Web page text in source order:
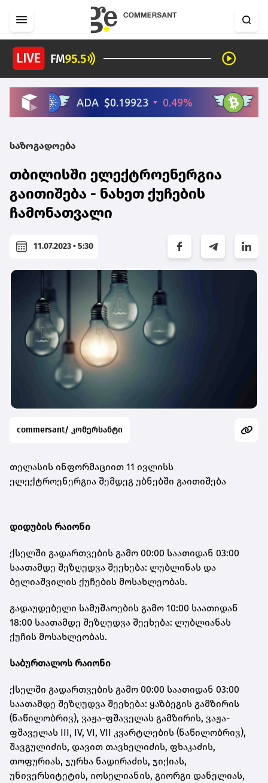
საზოგადოება
თბილისში ელექტროენერგია
გაითიშება - ნახეთ ქუჩების
ჩამონათვალი
11.07.2023 • 5:30
commersant/ კომერსანტი
თელასის ინფორმაციით 11 ივლისს
ელექტროენერგია შემდეგ უბნებში გაითიშება
დიდუბის რაიონი
ქსელში გადართვების გამო 00:00 საათიდან 03:00
საათამდე შეზღუდვა შეეხება: ლუბლინას და
ბელიაშვილის ქუჩების მოსახლეობას.
გადაუდებელი სამუშაოების გამო 10:00 საათიდან
18:00 საათამდე შეზღუდვა შეეხება: ლუბლიანას
ქუჩის მოსახლეობას.
საბურთალოს რაიონი
ქსელში გადართვების გამო 00:00 საათიდან 03:00
საათამდე შეზღუდვა შეეხება: ყაზბეგის გამზირის
(ნაწილობრივ), ვაჟა-ფშაველას გამზირის, ვაჟა-
ფშაველას III, IV, VI, VII კვარტლების (ნაწილობრივ),
შავგულიძის, დავით თავხელიძის, ფხაკაძის,
თოფურიას, ჯურხა ნადირაძის, ჯიქიას,
უნივერსიტეტის, იოსელიანის, გიორგი დანელიას,